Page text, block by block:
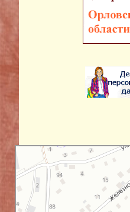
Орловская область
Улица Королёва, 24 на карте